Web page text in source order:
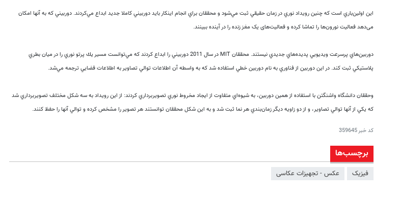
اين اولين‌باري است كه چنين رويداد نوري در زمان حقيقي ثبت مي‌شود و محققان براي انجام اينكار بايد دوربيني كاملا جديد ابداع مي‌كردند. دوربيني كهبه آنها امكان
می‌دهد فعالیت نورون‌ها را تماشا کرده و فعالیت‌های یک مغز زنده را در آینده ببینند.
دوربين‌هاي پرسرعت ويديويي پديده‌هاي جديدي نيستند. محققان MIT در سال 2011 دوربيني را ابداع كردند كه مي‌توانست مسير يك پرتو نوري را در ميان بطري
پلاستيكي ثبت كند. در اين دوربين از فناوري به نام دوربين خطي استفاده شد كه به واسطه آن اطلاعات توالي تصاوير به اطلاعات فضايي ترجمه مي‌شد.
وحققان دانشگاه واشنگتن با استفاده از همين دوربين، به شيوه‌اي متفاوت از ايجاد مخروط نوري تصويربرداري كردند: از اين رويداد به سه شكل مختلف تصويربرداري شد
كه يكي از آنها توالي تصاوير، و از دو زاويه ديگر زمان‌بندي هر نما ثبت شد و به اين شكل محققان توانستند هر تصوير را مشخص كرده و توالي آنها را حفظ كنند.
کد خبر359645
برچسب‌ها
فیزیک عکس - تجهیزات عکاسی
بساز!
سیگنال رایگان
حفظ ارزش سرمایه با سیگنال درست در
لحظه ✅ (شروع رایگان)